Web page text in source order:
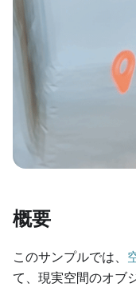
概要
このサンプルでは、
て、現実空間のオブ